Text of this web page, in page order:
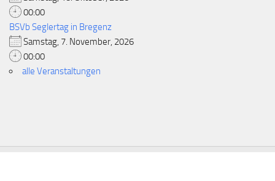
00:00
BSVb Seglertag in Bregenz
Samstag, 7. November, 2026
00:00
alle Veranstaltungen